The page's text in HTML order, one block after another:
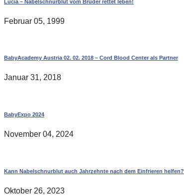
Lucia – Nabelschnurblut vom Bruder rettet leben!
Februar 05, 1999
BabyAcademy Austria 02. 02. 2018 – Cord Blood Center als Partner
Januar 31, 2018
BabyExpo 2024
November 04, 2024
Kann Nabelschnurblut auch Jahrzehnte nach dem Einfrieren helfen?
Oktober 26, 2023